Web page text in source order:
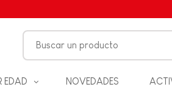
EDAD NOVEDADES